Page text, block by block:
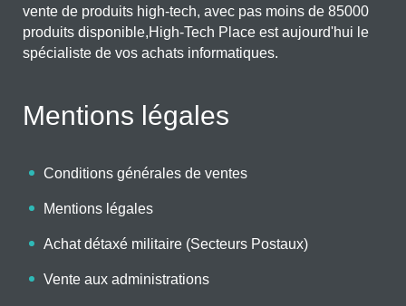
vente de produits high-tech, avec pas moins de 85000
produits disponible,High-Tech Place est aujourd'hui le
spécialiste de vos achats informatiques.
Mentions légales
Conditions générales de ventes
Mentions légales
Achat détaxé militaire (Secteurs Postaux)
Vente aux administrations